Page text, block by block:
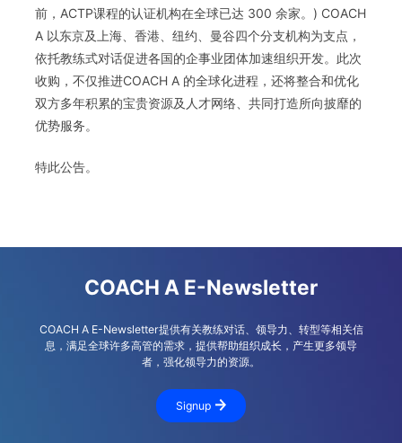
前，ACTP课程的认证机构在全球已达 300 余家。) COACH
A 以东京及上海、香港、纽约、曼谷四个分支机构为支点，
依托教练式对话促进各国的企事业团体加速组织开发。此次
收购，不仅推进COACH A 的全球化进程，还将整合和优化
双方多年积累的宝贵资源及人才网络、共同打造所向披靡的
优势服务。
特此公告。
COACH A E-Newsletter
COACH A E-Newsletter提供有关教练对话、领导力、转型等相关信
息，满足全球许多高管的需求，提供帮助组织成长，产生更多领导
者，强化领导力的资源。
Signup